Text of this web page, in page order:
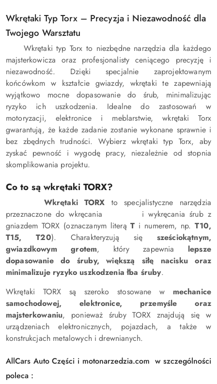
Wkrętaki Typ Torx – Precyzja i Niezawodność dla
Twojego Warsztatu
Wkrętaki typ Torx to niezbędne narzędzia dla każdego
majsterkowicza oraz profesjonalisty ceniącego precyzję i
niezawodność. Dzięki specjalnie zaprojektowanym
końcówkom w kształcie gwiazdy, wkrętaki te zapewniają
wyjątkowo mocne dopasowanie do śrub, minimalizując
ryzyko ich uszkodzenia. Idealne do zastosowań w
motoryzacji, elektronice i meblarstwie, wkrętaki Torx
gwarantują, że każde zadanie zostanie wykonane sprawnie i
bez zbędnych trudności. Wybierz wkrętaki typ Torx, aby
zyskać pewność i wygodę pracy, niezależnie od stopnia
skomplikowania projektu.
Co to są wkrętaki TORX?
Wkrętaki TORX to specjalistyczne narzędzia
przeznaczone do wkręcania i wykręcania śrub z
gniazdem TORX (oznaczanym literąT i numerem, np.T10,
T15, T20). Charakteryzują się sześciokątnym,
gwiazdkowym grotem, który zapewnia lepsze
dopasowanie do śruby, większą siłę nacisku oraz
minimalizuje ryzyko uszkodzenia łba śruby.
Wkrętaki TORX są szeroko stosowane w mechanice
samochodowej, elektronice, przemyśle oraz
majsterkowaniu, ponieważ śruby TORX znajdują się w
urządzeniach elektronicznych, pojazdach, a także w
konstrukcjach metalowych i drewnianych.
AllCars Auto Części i motonarzedzia.com w szczególności
poleca :